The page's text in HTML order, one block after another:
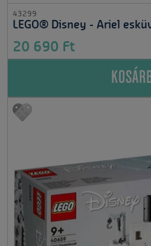
43299
LEGO® Disney - Ariel
20 690 Ft